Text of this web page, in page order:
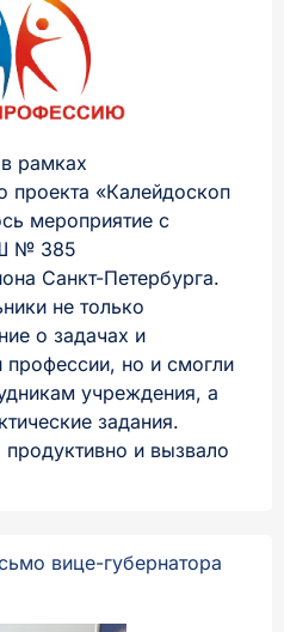
рамках
проекта «Калейдоскоп
мероприятие с
№ 385
Санкт-Петербурга.
не только
о задачах и
профессии, но и смогли
учреждения, а
задания.
и вызвало
вице-губернатора